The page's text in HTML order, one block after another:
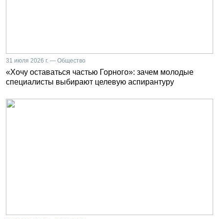
31 июля 2026 г. — Общество
«Хочу оставаться частью Горного»: зачем молодые
специалисты выбирают целевую аспирантуру